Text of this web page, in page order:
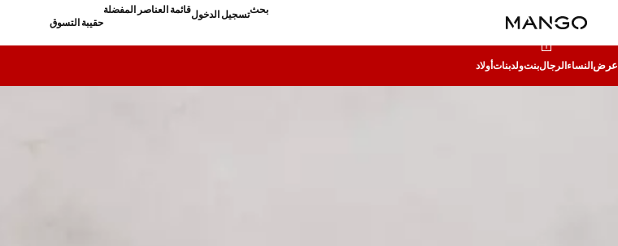
بحثتسجيل الدخولقائمة العناصر المفضلة
حقيبة التسوق
عرضالنساءالرجالبنتولدبناتأولاد